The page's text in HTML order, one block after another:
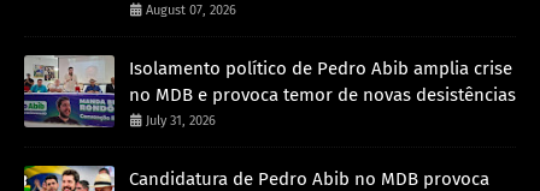
August 07, 2026
Isolamento político de Pedro Abib amplia crise
no MDB e provoca temor de novas desistências
July 31, 2026
Candidatura de Pedro Abib no MDB provoca